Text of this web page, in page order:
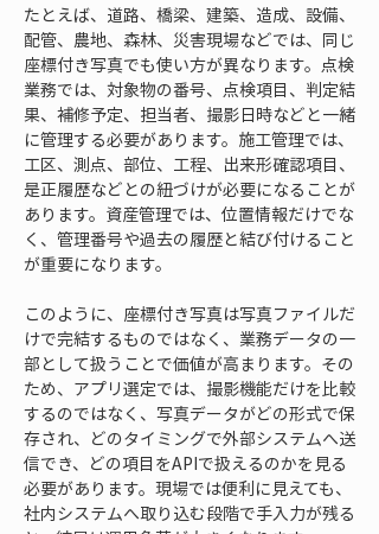
たとえば、道路、橋梁、建築、造成、設備、
配管、農地、森林、災害現場などでは、同じ
座標付き写真でも使い方が異なります。点検
業務では、対象物の番号、点検項目、判定結
果、補修予定、担当者、撮影日時などと一緒
に管理する必要があります。施工管理では、
工区、測点、部位、工程、出来形確認項目、
是正履歴などとの紐づけが必要になることが
あります。資産管理では、位置情報だけでな
く、管理番号や過去の履歴と結び付けること
が重要になります。
このように、座標付き写真は写真ファイルだ
けで完結するものではなく、業務データの一
部として扱うことで価値が高まります。その
ため、アプリ選定では、撮影機能だけを比較
するのではなく、写真データがどの形式で保
存され、どのタイミングで外部システムへ送
信でき、どの項目をAPIで扱えるのかを見る
必要があります。現場では便利に見えても、
社内システムへ取り込む段階で手入力が残る